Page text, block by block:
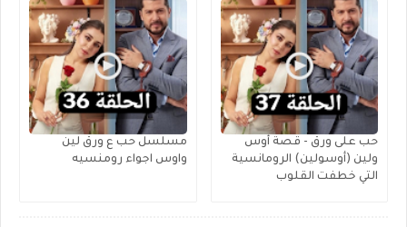
حب على ورق - قصة أوس
ولين (أوسولين) الرومانسية
التي خطفت القلوب
مسلسل حب ع ورق لين
واوس اجواء رومنسيه